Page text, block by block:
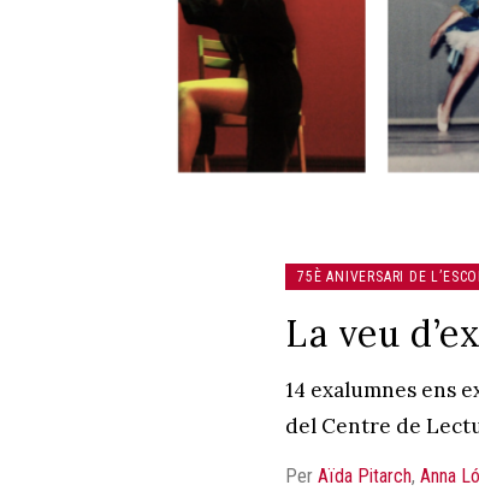
75È ANIVERSARI DE
La veu
14 exalumnes ens
del Centre de
Per Aïda Pitarch, Anna